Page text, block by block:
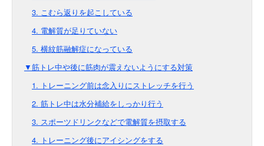
3. こむら返りを起こしている
4. 電解質が足りていない
5. 横紋筋融解症になっている
▼筋トレ中や後に筋肉が震えないようにする対策
1. トレーニング前は念入りにストレッチを行う
2. 筋トレ中は水分補給をしっかり行う
3. スポーツドリンクなどで電解質を摂取する
4. トレーニング後にアイシングをする